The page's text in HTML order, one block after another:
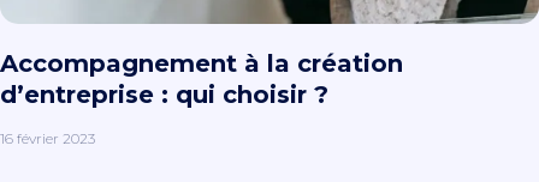
Accompagnement à la création
d’entreprise : qui choisir ?
16 février 2023